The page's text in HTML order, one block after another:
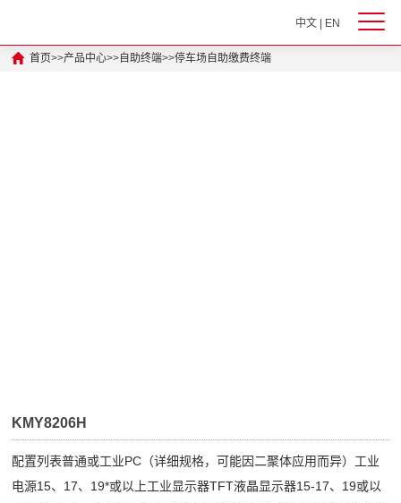
中文| EN
首页>>产品中心>>自助终端>>停车场自助缴费终端
KMY8206H
配置列表普通或工业PC（详细规格，可能因二聚体应用而异）工业
电源15、17、19*或以上工业显示器TFT液晶显示器15-17、19或以